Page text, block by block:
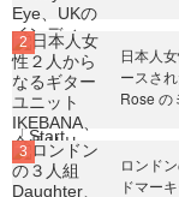
日本人
ースさ
Rose の
ロンド
ドマー